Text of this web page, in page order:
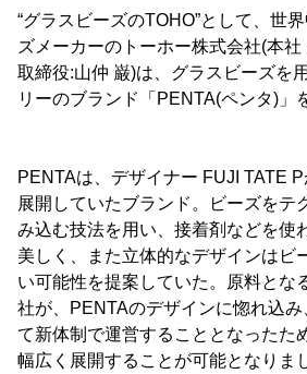
“グラスビーズのTOHO”として、世
ズメーカーのトーホー株式会社(本
取締役:山仲 巌)は、グラスビーズを
リーのブランド「PENTA(ペンタ)」
PENTAは、デザイナー FUJI TATE
展開していたブランド。ビーズをテ
み込む技法を用い、接着剤などを使
美しく、また立体的なデザインはビ
い可能性を提案していた。原料とな
社が、PENTAのデザインに惚れ込
て新体制で運営することとなったた
幅広く展開することが可能となりま